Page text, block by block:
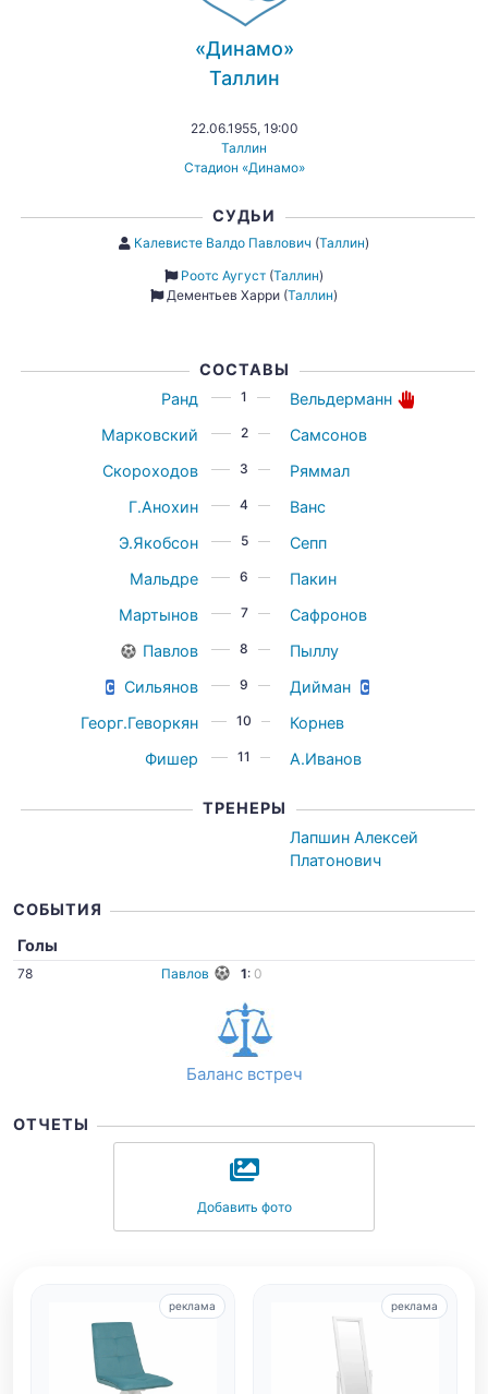
«Динамо»
Таллин
22.06.1955, 19:00
Таллин
Стадион «Динамо»
СУДЬИ
Калевисте Валдо Павлович (Таллин)
Роотс Аугуст (Таллин)
Дементьев Харри (Таллин)
СОСТАВЫ
Ранд
1
Вельдерманн
Марковский
2
Самсонов
Скороходов
3
Ряммал
Г.Анохин
4
Ванс
Э.Якобсон
5
Сепп
Мальдре
6
Пакин
Мартынов
7
Сафронов
Павлов
8
Пыллу
Сильянов
9
Дийман
Георг.Геворкян
10
Корнев
Фишер
11 А.Иванов
ТРЕНЕРЫ
Лапшин Алексей
Платонович
СОБЫТИЯ
Голы
78 Павлов 1: 0
Баланс встреч
ОТЧЕТЫ
Добавить фото
реклама реклама